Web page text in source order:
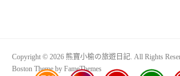
Copyright © 2026 熊寶小榆の旅遊日記. All Rights
Boston Theme by FameThemes